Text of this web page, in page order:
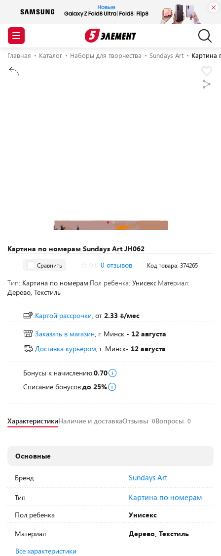
Главная Каталог Наборы для творчества Sundays Art Картина
Картина по номерам Sundays Art JH062
Сравнить 0 отзывов Код товара: 374265
Тип: Картина по номерам Пол ребенка: Унисекс Материал:
Дерево, Текстиль
Картой рассрочки, от 2.33
/мес
Заказать в магазин, г. Минск - 12 августа
Доставка курьером, г. Минск- 12 августа
Бонусы к начислению:0.70
Списание бонусов:до 25%
ХарактеристикиНаличие и доставкаОтзывы 0Вопросы 0
Основные
Бренд Sundays Art
Тип Картина по номерам
Пол ребенка
Унисекс
Материал
Дерево, Текстиль
Все характеристики